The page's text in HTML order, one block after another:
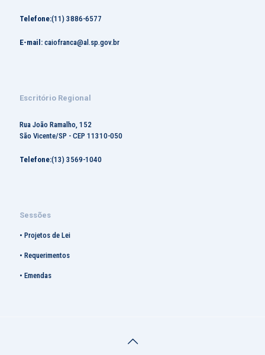
Telefone:(11) 3886-6577
E-mail: caiofranca@al.sp.gov.br
Escritório Regional
Rua João Ramalho, 152
São Vicente/SP - CEP 11310-050
Telefone:(13) 3569-1040
Sessões
• Projetos de Lei
• Requerimentos
• Emendas